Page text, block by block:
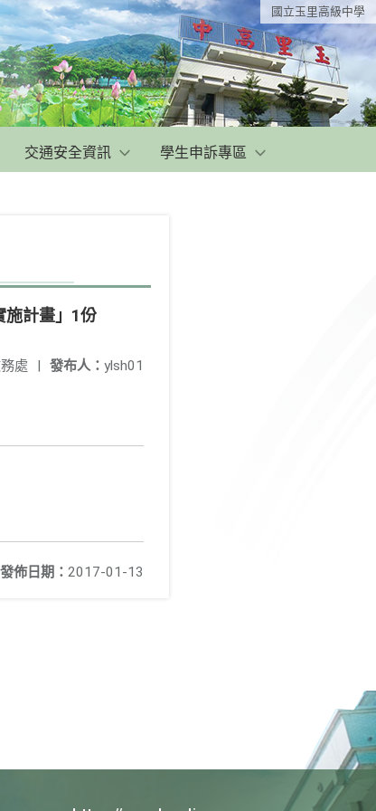
國立玉里高級中學
交通安全資訊 學生申訴專區
施計畫」1份
發布人： ylsh01
處 |
發佈日期： 2017-01-13